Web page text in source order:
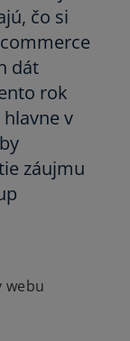
čo si
dát
rok
v
záujmu
webu